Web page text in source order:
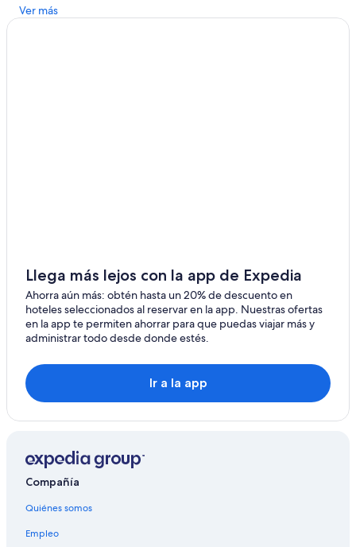
Ver más
Llega más lejos con la app de Expedia
Ahorra aún más: obtén hasta un 20% de descuento en
hoteles seleccionados al reservar en la app. Nuestras ofertas
en la app te permiten ahorrar para que puedas viajar más y
administrar todo desde donde estés.
Ir a la app
Compañía
Quiénes somos
Empleo